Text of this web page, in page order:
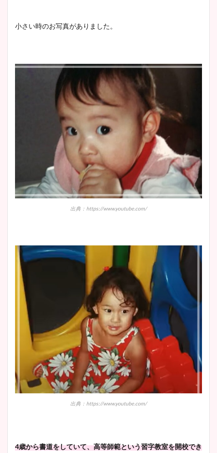
安藤萌々アナのカップ画像や
ニット衣装まとめ！美足の筋
肉も凄い！
鈴木唯の太ってた時の体重が
ヤバすぎww原因や痩せたダ
イエット方は？昔と現在を画
像比較！
豊島実季アナのカップ画像ま
宇賀神メグアナのニット画像
まとめ！足も美脚でカップも
凄い！
池谷実悠アナのメガネ画像が
かわいい！カップや水着姿も
まとめた！
小さい時のお写真がありました。
出典：https://www.youtube.com/
出典：https://www.youtube.com/
4歳から書道をしていて、高等師範という習字教室を開校でき